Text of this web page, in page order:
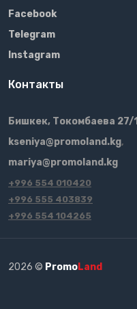
Facebook
Telegram
Instagram
Контакты
Бишкек, Токомбаева 27/1
kseniya@promoland.kg,
mariya@promoland.kg
+996 554 010420
+996 555 403839
+996 554 104265
2026 © PromoLand